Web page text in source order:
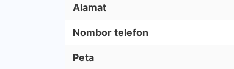
Alamat
Nombor telefon
Peta